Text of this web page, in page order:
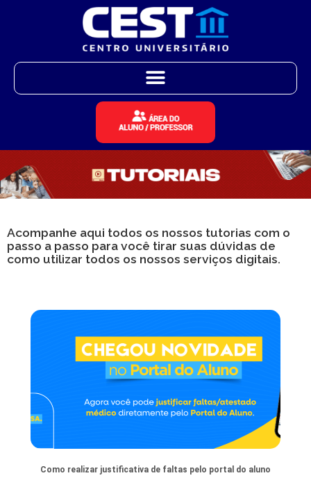
Acompanhe aqui todos os nossos tutorias com o
passo a passo para você tirar suas dúvidas de
como utilizar todos os nossos serviços digitais.
Como realizar justificativa de faltas pelo portal do aluno